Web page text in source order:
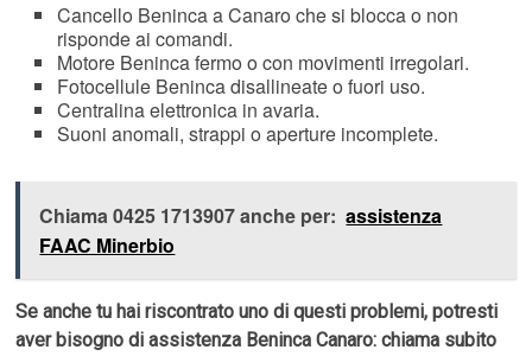
Cancello Beninca a Canaro che si blocca o non
risponde ai comandi.
Motore Beninca fermo o con movimenti irregolari.
Fotocellule Beninca disallineate o fuori uso.
Centralina elettronica in avaria.
Suoni anomali, strappi o aperture incomplete.
Chiama 0425 1713907 anche per: assistenza
FAAC Minerbio
Se anche tu hai riscontrato uno di questi problemi, potresti
aver bisogno di assistenza Beninca Canaro: chiama subito